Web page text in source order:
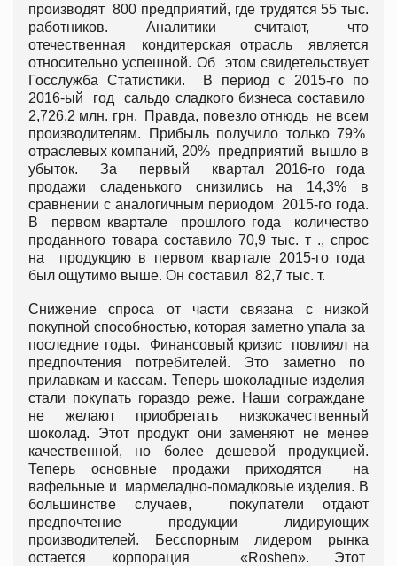
производят 800 предприятий, где трудятся 55 тыс.
работников. Аналитики считают, что
отечественная кондитерская отрасль является
относительно успешной. Об этом свидетельствует
Госслужба Статистики. В период с 2015-го по
2016-ый год сальдо сладкого бизнеса составило
2,726,2 млн. грн. Правда, повезло отнюдь не всем
производителям. Прибыль получило только 79%
отраслевых компаний, 20% предприятий вышло в
убыток. За первый квартал 2016-го года
продажи сладенького снизились на 14,3% в
сравнении с аналогичным периодом 2015-го года.
В первом квартале прошлого года количество
проданного товара составило 70,9 тыс. т ., спрос
на продукцию в первом квартале 2015-го года
был ощутимо выше. Он составил 82,7 тыс. т.
Снижение спроса от части связана с низкой
покупной способностью, которая заметно упала за
последние годы. Финансовый кризис повлиял на
предпочтения потребителей. Это заметно по
прилавкам и кассам. Теперь шоколадные изделия
стали покупать гораздо реже. Наши сограждане
не желают приобретать низкокачественный
шоколад. Этот продукт они заменяют не менее
качественной, но более дешевой продукцией.
Теперь основные продажи приходятся на
вафельные и мармеладно-помадковые изделия. В
большинстве случаев, покупатели отдают
предпочтение продукции лидирующих
производителей. Бесспорным лидером рынка
остается корпорация «Roshen». Этот